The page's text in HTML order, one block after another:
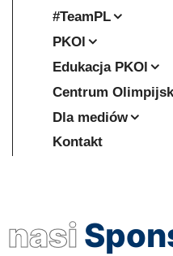
#TeamPL
PKOl
Edukacja PKOl
Centrum
Dla mediów
Kontakt
nasi